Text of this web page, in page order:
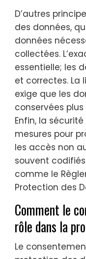
D’autres
des données,
données
collectées.
essentielle; les
et correctes. La
exige que les
conservées
Enfin, la
mesures pour
les accès non
souvent
comme le
Protection des
Comment le
rôle dans la
Le